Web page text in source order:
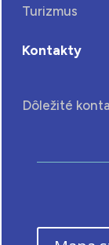
Turizmus
Kontakty
Dôležité